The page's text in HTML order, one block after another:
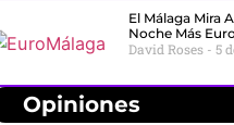
El Málaga Mira
Noche Más
David Roses 5
Opiniones